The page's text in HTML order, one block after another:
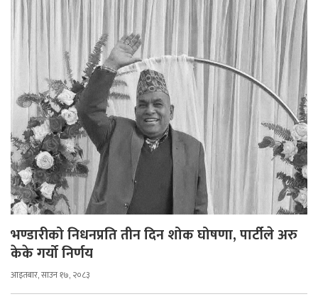
भण्डारीको निधनप्रति तीन दिन शोक घोषणा, पार्टीले अरु
केके गर्यो निर्णय
आइतबार, साउन १७, २०८३